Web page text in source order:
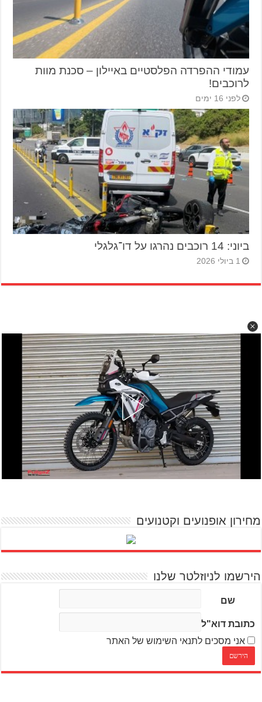
עמודי ההפרדה הפלסטיים באיילון – סכנת מוות
לרוכבים!
לפני 16 ימים
ביוני: 14 רוכבים נהרגו על דו־גלגלי
1 ביולי 2026
מחירון אופנועים וקטנועים
הירשמו לניוזלטר שלנו
שם
כתובת דוא"ל
אני מסכים לתנאי השימוש של האתר